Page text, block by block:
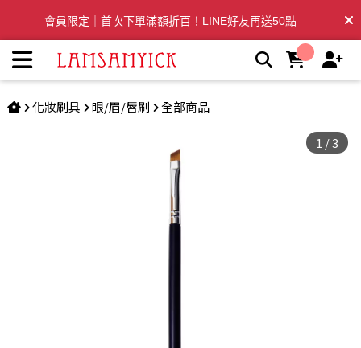
會員限定｜首次下單滿額折百！LINE好友再送50點
全台滿千免運🛒訂單付款後3~5日內出貨
化妝刷具 眼/眉/唇刷 全部商品
1 /3